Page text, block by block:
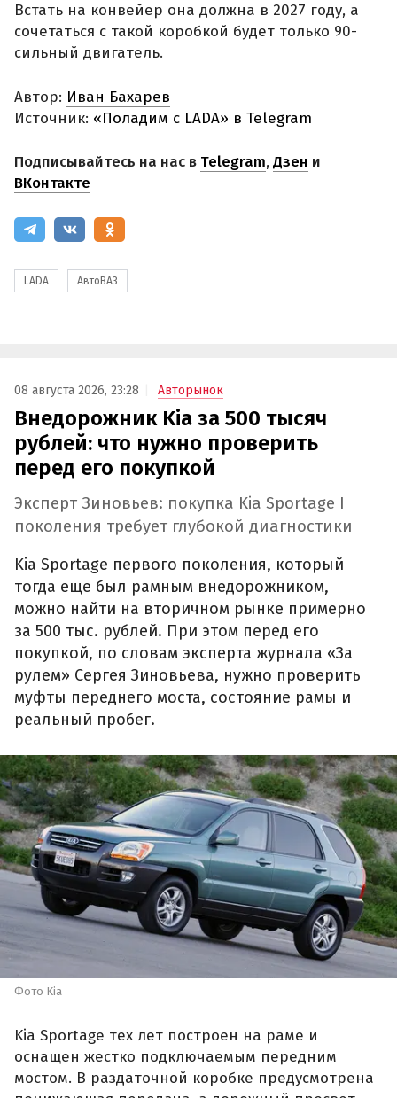
Встать на конвейер она должна в 2027 году, а
сочетаться с такой коробкой будет только 90-
сильный двигатель.
Автор: Иван Бахарев
Источник: «Поладим с LADA» в Telegram
Подписывайтесь на нас в Telegram,Дзен и
ВКонтакте
LADA АвтоВАЗ
08 августа 2026, 23:28 Авторынок
Внедорожник Kia за 500 тысяч
рублей: что нужно проверить
перед его покупкой
Эксперт Зиновьев: покупка Kia Sportage I
поколения требует глубокой диагностики
Kia Sportage первого поколения, который
тогда еще был рамным внедорожником,
можно найти на вторичном рынке примерно
за 500 тыс. рублей. При этом перед его
покупкой, по словам эксперта журнала «За
рулем» Сергея Зиновьева, нужно проверить
муфты переднего моста, состояние рамы и
реальный пробег.
Фото Kia
Kia Sportage тех лет построен на раме и
оснащен жестко подключаемым передним
мостом. В раздаточной коробке предусмотрена